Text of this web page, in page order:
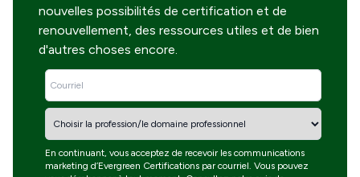
nouvelles possibilités de certification et de
renouvellement, des ressources utiles et de bien
d'autres choses encore.
En continuant, vous acceptez de recevoir les communications
marketing d’Evergreen Certifications par courriel. Vous pouvez